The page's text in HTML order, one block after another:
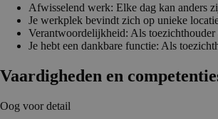
Afwisselend werk: Elke dag kan anders
Je werkplek bevindt zich op unieke
Verantwoordelijkheid: Als
Je hebt een dankbare functie: Als
Vaardigheden en
Oog voor detail